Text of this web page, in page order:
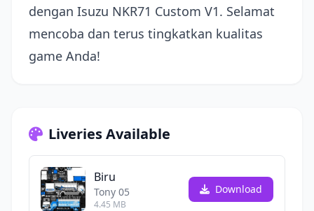
dengan Isuzu NKR71 Custom V1. Selamat
mencoba dan terus tingkatkan kualitas
game Anda!
Liveries Available
Biru
Tony 05
4.45 MB
Download